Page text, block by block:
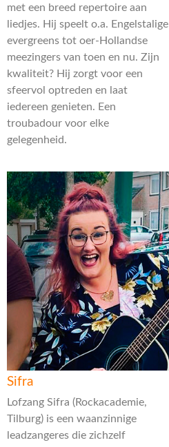
met een breed repertoire aan
liedjes. Hij speelt o.a. Engelstalige
evergreens tot oer-Hollandse
meezingers van toen en nu. Zijn
kwaliteit? Hij zorgt voor een
sfeervol optreden en laat
iedereen genieten. Een
troubadour voor elke
gelegenheid.
Sifra
Lofzang Sifra (Rockacademie,
Tilburg) is een waanzinnige
leadzangeres die zichzelf